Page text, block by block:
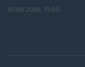
07.08.2026, 15:00